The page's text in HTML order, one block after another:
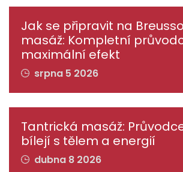
Jak se připravit na
masáž: Kompletní
maximální efekt
srpna 5 2026
Tantrická masáž:
bílejí s tělem a energií
dubna 8 2026